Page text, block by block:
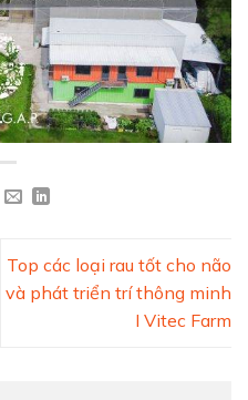
Top các loại rau tốt cho não
và phát triển trí thông minh
I Vitec Farm